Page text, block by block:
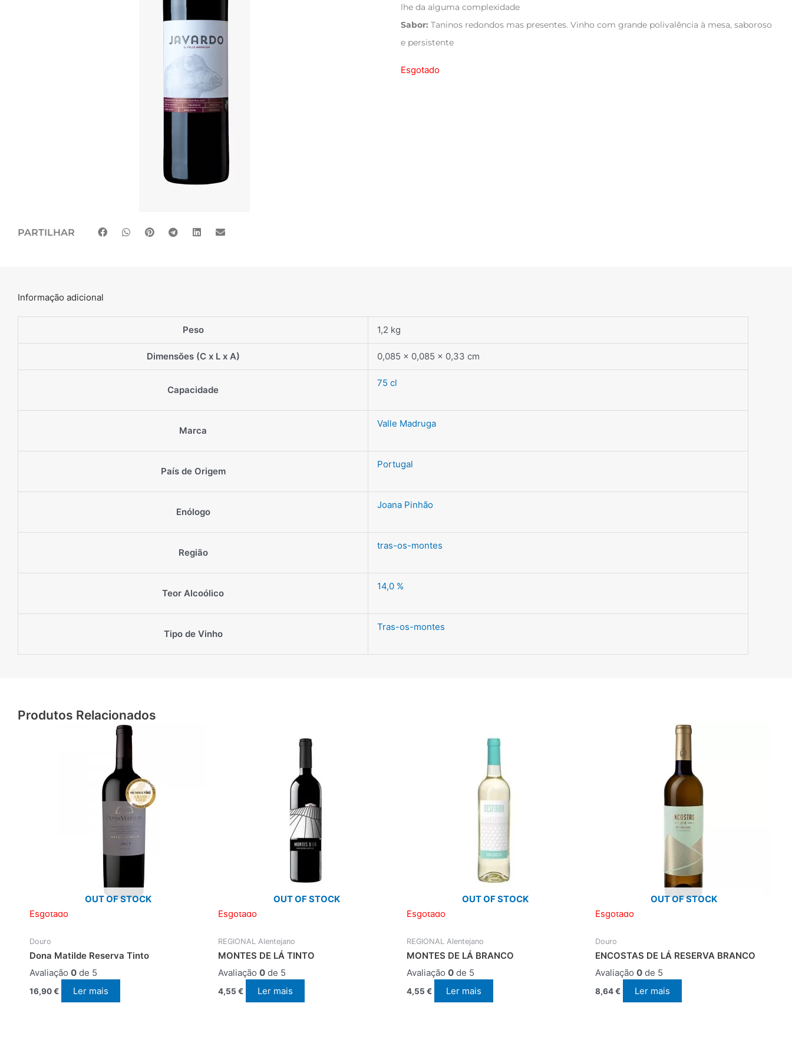
PARTILHAR
lhe da alguma complexidade
Sabor: Taninos redondos mas presentes. Vinho com grande polivalência à mesa, saboroso
e persistente
Esgotado
Informação adicional
Peso 1,2 kg
Dimensões (C x L x A) 0,085 × 0,085 × 0,33 cm
Capacidade
75 cl
Marca
Valle Madruga
País de Origem
Portugal
Enólogo
Joana Pinhão
Região
tras-os-montes
Teor Alcoólico
14,0 %
Tipo de Vinho
Tras-os-montes
Produtos Relacionados
OUT OF STOCK
Esgotado
Douro
Dona Matilde Reserva Tinto
Avaliação 0 de 5
16,90€ Ler mais
OUT OF STOCK
Esgotado
REGIONAL Alentejano
MONTES DE LÁ TINTO
Avaliação 0 de 5
4,55 € Ler mais
OUT OF STOCK
Esgotado
REGIONAL Alentejano
MONTES DE LÁ BRANCO
Avaliação 0 de 5
4,55 € Ler mais
OUT OF STOCK
Esgotado
Douro
ENCOSTAS DE LÁ RESERVA BRANCO
Avaliação 0 de 5
8,64€ Ler mais